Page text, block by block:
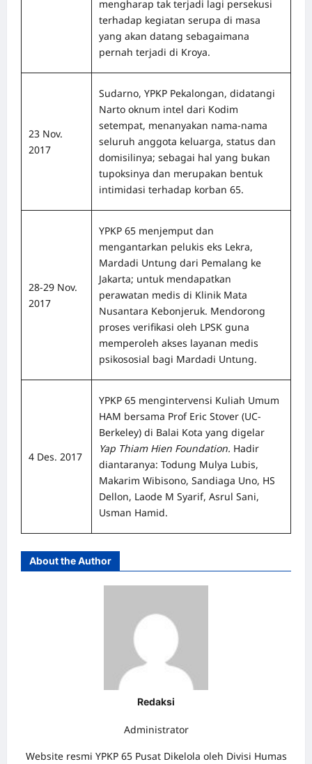
mengharap tak terjadi lagi persekusi
terhadap kegiatan serupa di masa
yang akan datang sebagaimana
pernah terjadi di Kroya.
23 Nov.
2017
Sudarno, YPKP Pekalongan, didatangi
Narto oknum intel dari Kodim
setempat, menanyakan nama-nama
seluruh anggota keluarga, status dan
domisilinya; sebagai hal yang bukan
tupoksinya dan merupakan bentuk
intimidasi terhadap korban 65.
28-29 Nov.
2017
YPKP 65 menjemput dan
mengantarkan pelukis eks Lekra,
Mardadi Untung dari Pemalang ke
Jakarta; untuk mendapatkan
perawatan medis di Klinik Mata
Nusantara Kebonjeruk. Mendorong
proses verifikasi oleh LPSK guna
memperoleh akses layanan medis
psikososial bagi Mardadi Untung.
4 Des. 2017
YPKP 65 mengintervensi Kuliah Umum
HAM bersama Prof Eric Stover (UC-
Berkeley) di Balai Kota yang digelar
Yap Thiam Hien Foundation. Hadir
diantaranya: Todung Mulya Lubis,
Makarim Wibisono, Sandiaga Uno, HS
Dellon, Laode M Syarif, Asrul Sani,
Usman Hamid.
About the Author
Redaksi
Administrator
Website resmi YPKP 65 Pusat Dikelola oleh Divisi Humas